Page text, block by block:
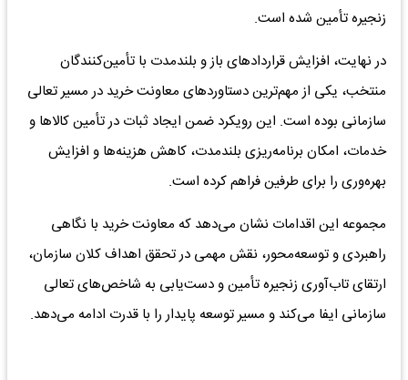
زنجیره تأمین شده است.
در نهایت، افزایش قراردادهای باز و بلندمدت با تأمین‌کنندگان
منتخب، یکی از مهم‌ترین دستاوردهای معاونت خرید در مسیر تعالی
سازمانی بوده است. این رویکرد ضمن ایجاد ثبات در تأمین کالاها و
خدمات، امکان برنامه‌ریزی بلندمدت، کاهش هزینه‌ها و افزایش
بهره‌وری را برای طرفین فراهم کرده است.
مجموعه این اقدامات نشان می‌دهد که معاونت خرید با نگاهی
راهبردی و توسعه‌محور، نقش مهمی در تحقق اهداف کلان سازمان،
ارتقای تاب‌آوری زنجیره تأمین و دست‌یابی به شاخص‌های تعالی
سازمانی ایفا می‌کند و مسیر توسعه پایدار را با قدرت ادامه می‌دهد.